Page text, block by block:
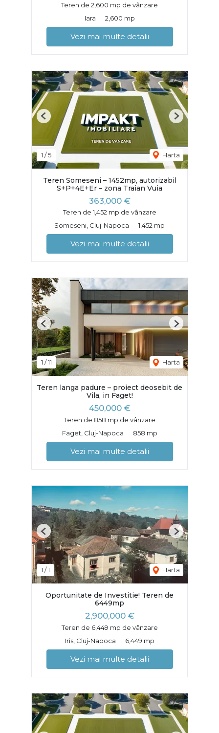
Teren de 2,600 mp de vânzare
Iara
2,600 mp
Vezi mai multe detalii
1 /5 Harta
Previous Next
Teren Someseni – 1452mp, autorizabil
S+P+4E+Er – zona Traian Vuia
363,000 €
Teren de 1,452 mp de vânzare
Someseni, Cluj-Napoca
1,452 mp
Vezi mai multe detalii
1 /11 Harta
Previous Next
Teren langa padure – proiect deosebit de
Vila, in Faget!
450,000 €
Teren de 858 mp de vânzare
Faget, Cluj-Napoca
858 mp
Vezi mai multe detalii
1 /1 Harta
Previous Next
Oportunitate de Investitie! Teren de
6449mp
2,900,000 €
Teren de 6,449 mp de vânzare
Iris, Cluj-Napoca
6,449 mp
Vezi mai multe detalii